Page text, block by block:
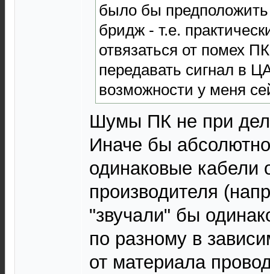
было бы предположить
бридж - т.е.
отвязаться от помех
передавать сигнал в
возможности у меня
Шумы ПК не при
Иначе бы
одинаковые кабели
производителя
"звучали" бы
по разному в
от материала